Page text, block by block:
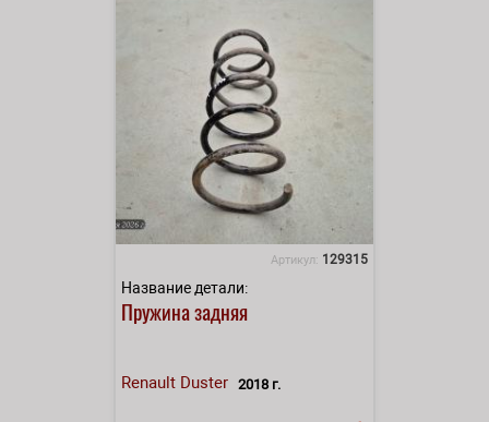
Артикул: 129315
Название детали:
Пружина задняя
Renault Duster 2018 г.